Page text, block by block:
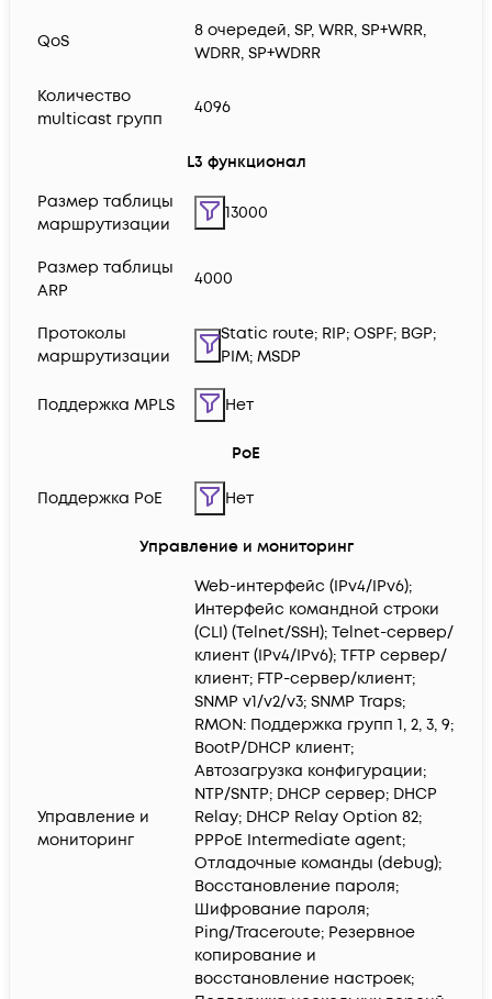
QoS
8 очередей, SP, WRR, SP+WRR,
WDRR, SP+WDRR
Количество
multicast групп
4096
L3 функционал
Размер таблицы
маршрутизации
13000
Размер таблицы
ARP
4000
Протоколы
маршрутизации
Static route; RIP; OSPF; BGP;
PIM; MSDP
Поддержка MPLS Нет
PoE
Поддержка PoE Нет
Управление и мониторинг
Управление и
мониторинг
Web-интерфейс (IPv4/IPv6);
Интерфейс командной строки
(CLI) (Telnet/SSH); Telnet-сервер/
клиент (IPv4/IPv6); TFTP сервер/
клиент; FTP-сервер/клиент;
SNMP v1/v2/v3; SNMP Traps;
RMON: Поддержка групп 1, 2, 3, 9;
BootP/DHCP клиент;
Автозагрузка конфигурации;
NTP/SNTP; DHCP сервер; DHCP
Relay; DHCP Relay Option 82;
PPPoE Intermediate agent;
Отладочные команды (debug);
Восстановление пароля;
Шифрование пароля;
Ping/Traceroute; Резервное
копирование и
восстановление настроек;